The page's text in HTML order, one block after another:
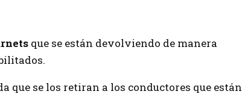
que se están devolviendo de manera
que se los retiran a los conductores que están